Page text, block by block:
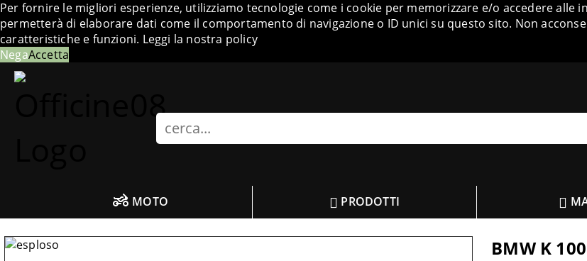
Per fornire le migliori esperienze, utilizziamo tecnologie come i cookie per memorizzare e/o accedere alle
permetterà di elaborare dati come il comportamento di navigazione o ID unici su questo sito. Non
caratteristiche e funzioni. Leggi la nostra policy
NegaAccetta
Search
MOTO PRODOTTI
BMW K